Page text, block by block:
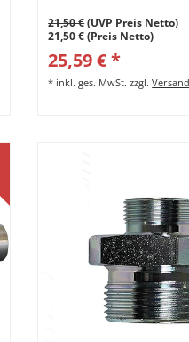
21,50 €(UVP Preis Netto)
21,50 € (Preis Netto)
25,59 € *
* inkl. ges. MwSt. zzgl.